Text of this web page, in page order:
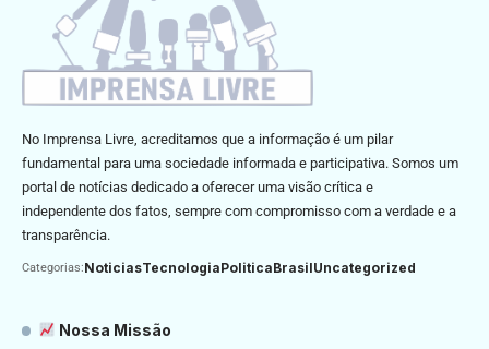
No Imprensa Livre, acreditamos que a informação é um pilar
fundamental para uma sociedade informada e participativa. Somos um
portal de notícias dedicado a oferecer uma visão crítica e
independente dos fatos, sempre com compromisso com a verdade e a
transparência.
Categorias:NoticiasTecnologiaPoliticaBrasilUncategorized
Nossa Missão